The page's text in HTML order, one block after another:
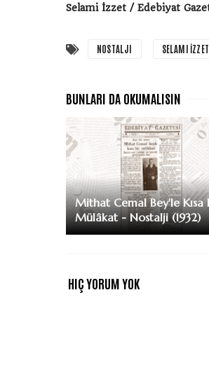
Selami İzzet / Edebiyat
NOSTALJI SELAMI İZZET
Mithat Cemal Bey'le Kısa
Mülâkat - Nostalji (1932)
HIÇ YORUM YOK